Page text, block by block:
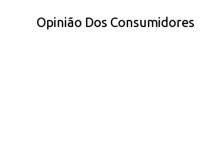
Opinião Dos Consumidores